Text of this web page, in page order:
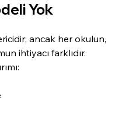
Yok
ancak her okulun,
ihtiyacı farklıdır.